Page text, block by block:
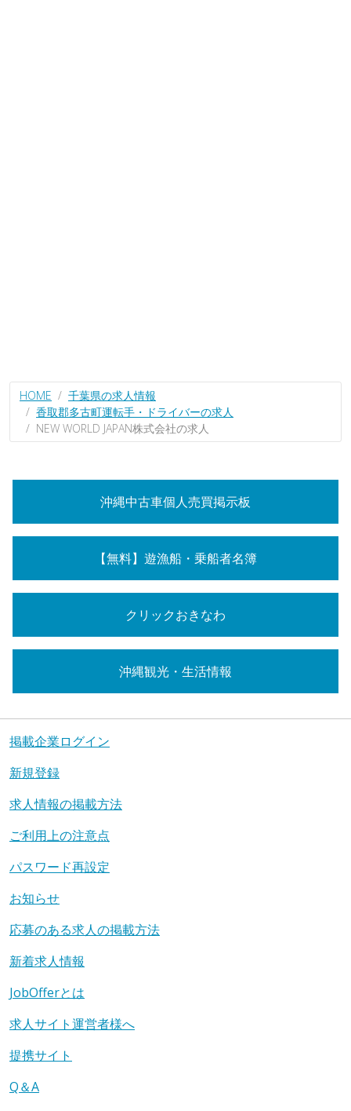
HOME
千葉県の求人情報
香取郡多古町運転手・ドライバーの求人
NEW WORLD JAPAN株式会社の求人
沖縄中古車個人売買掲示板
【無料】遊漁船・乗船者名簿
クリックおきなわ
沖縄観光・生活情報
掲載企業ログイン
新規登録
求人情報の掲載方法
ご利用上の注意点
パスワード再設定
お知らせ
応募のある求人の掲載方法
新着求人情報
JobOfferとは
求人サイト運営者様へ
提携サイト
Q＆A